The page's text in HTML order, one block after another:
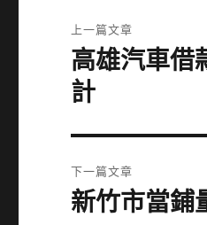
章
導
上一篇文章
上
一
篇
文
高雄汽車
計
下一篇文章
下
新竹市當鋪